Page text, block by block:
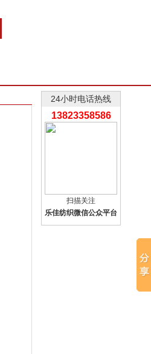
24小时电话热线
13823358586
扫描关注
乐佳纺织微信公众平台